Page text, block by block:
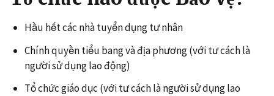
Hầu hết các nhà tuyển dụng tư nhân
Chính quyền tiểu bang và địa phương (với tư cách là
người sử dụng lao động)
Tổ chức giáo dục (với tư cách là người sử dụng lao